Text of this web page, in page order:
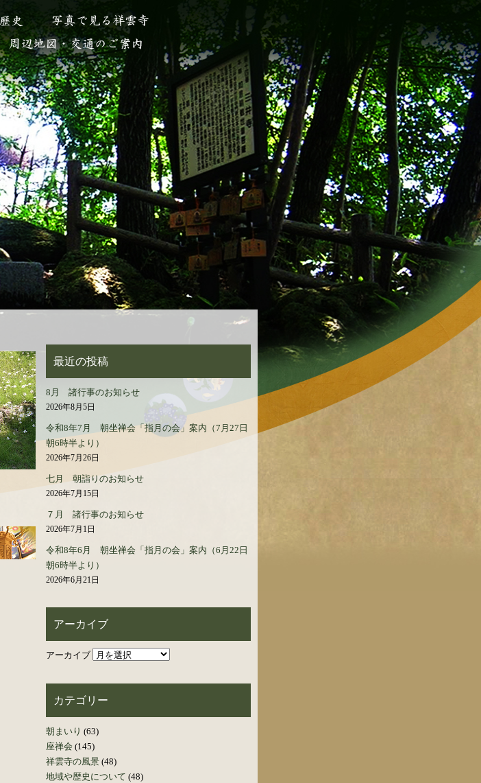
最近の投稿
8月 諸行事のお知らせ
2026年8月5日
令和8年7月 朝坐禅会「指月の会」案内（7月27日
朝6時半より）
2026年7月26日
七月 朝詣りのお知らせ
2026年7月15日
７月 諸行事のお知らせ
2026年7月1日
令和8年6月 朝坐禅会「指月の会」案内（6月22日
朝6時半より）
2026年6月21日
アーカイブ
アーカイブ
カテゴリー
朝まいり (63)
座禅会 (145)
祥雲寺の風景 (48)
地域や歴史について (48)